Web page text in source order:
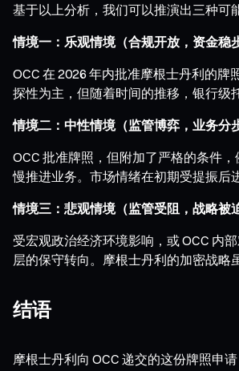
基于以上分析，我们可以推演出三种可
情境一：乐观情境（合规开放，资金稳
OCC 在 2026 年内批准摩根士丹利的
探性为主，但随着时间的推移，银行级
情境二：中性情境（监管博弈，业务分
OCC 批准牌照，但附加了严格的条件
慢推进业务。市场情绪在初期受提振后
情境三：悲观情境（监管受阻，战略被
受宏观政治经济环境影响，或 OCC 内
层的保守转向。摩根士丹利的加密战略
结语
摩根士丹利向 OCC 递交的这份牌照申